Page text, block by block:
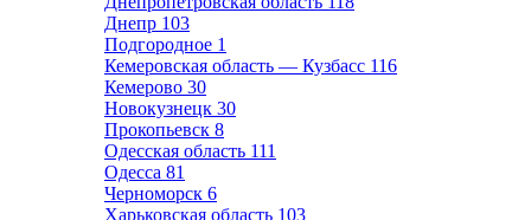
Днепр 103
Подгородное 1
Кемеровская область — Кузбасс 116
Кемерово 30
Новокузнецк 30
Прокопьевск 8
Одесская область 111
Одесса 81
Черноморск 6
Харьковская область 103